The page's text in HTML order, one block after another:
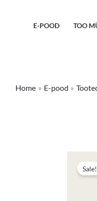
E-POOD TOO
Home E-pood
Sale!